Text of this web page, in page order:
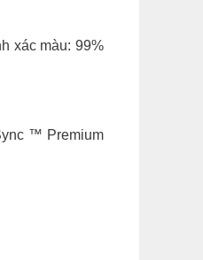
xác màu: 99%
™ Premium